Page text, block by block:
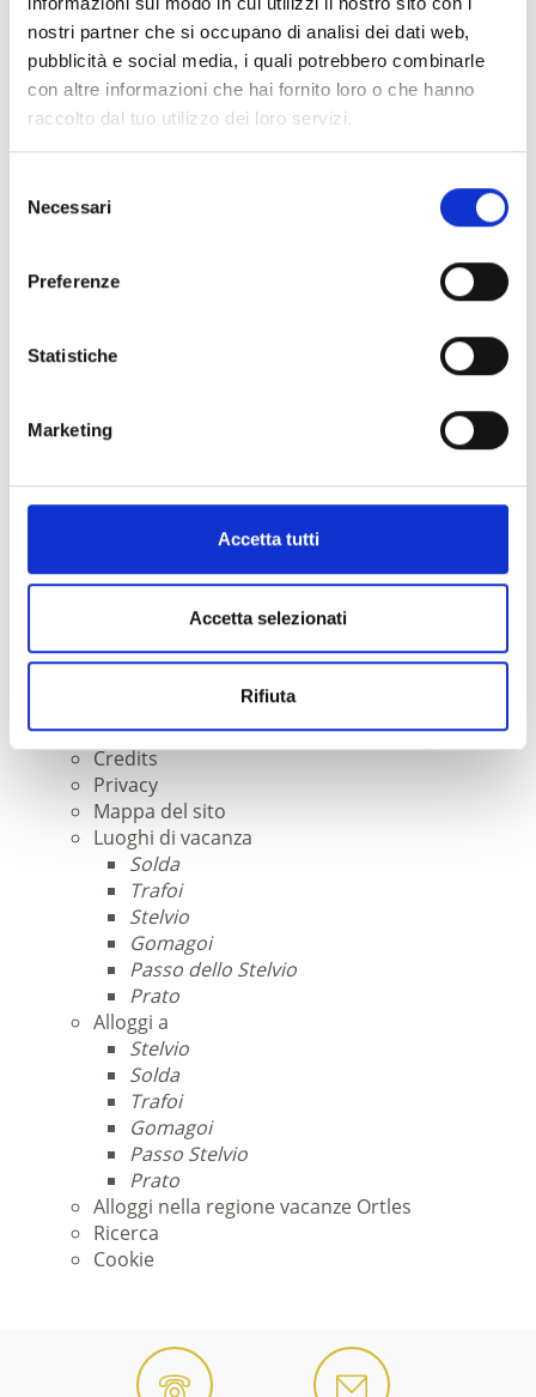
nostri partner che si occupano di analisi dei dati web,
pubblicità e social media, i quali potrebbero combinarle
con altre informazioni che hai fornito loro o che hanno
raccolto dal tuo utilizzo dei loro servizi.
delNecessari
Preferenze
Statistiche
Marketing
Accetta tutti
Accetta selezionati
Rifiuta
Richiesta non vincolante
Pacchetti vacanze attive
Pacchetti vacanza
Gite giornaliere
Tour di gruppo
Guida ai ristoranti
Richiesta cataloghi
Come arrivare
In treno
In macchina
Transfer fino all'alloggio
Contatti & orari d'apertura
Credits
Privacy
Mappa del sito
Luoghi di vacanza
Solda
Trafoi
Stelvio
Gomagoi
Passo dello Stelvio
Prato
Alloggi a
Stelvio
Solda
Trafoi
Gomagoi
Passo Stelvio
Prato
Alloggi nella regione vacanze Ortles
Ricerca
Cookie